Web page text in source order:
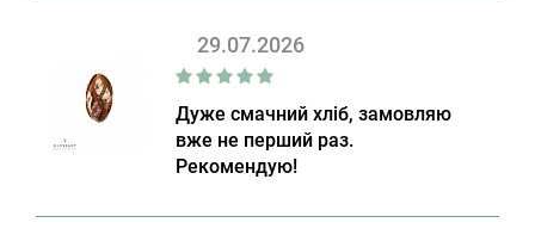
29.07.2026
Дуже смачний хліб, замовляю
вже не перший раз.
Рекомендую!